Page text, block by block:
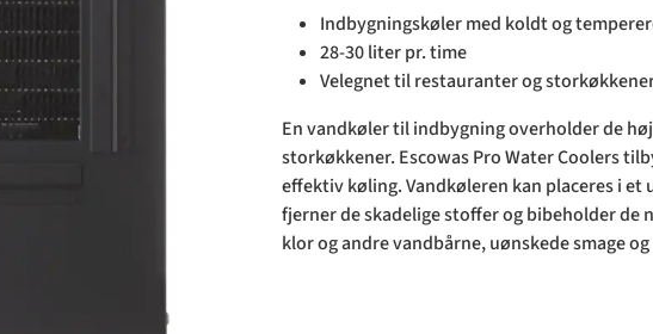
Indbygningskøler med koldt og
28-30 liter pr. time
Velegnet til restauranter og
En vandkøler til indbygning overholder de
storkøkkener. Escowas Pro Water Coolers
effektiv køling. Vandkøleren kan placeres i
fjerner de skadelige stoffer og bibeholder de
klor og andre vandbårne, uønskede smage